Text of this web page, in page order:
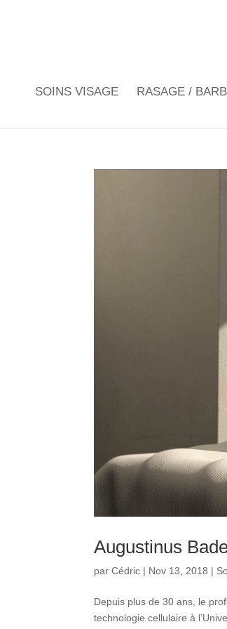
SOINS VISAGE RASAGE /
Augustinus
parCédric | Nov 13, 2018 |
Depuis plus de 30 ans, le
technologie cellulaire à